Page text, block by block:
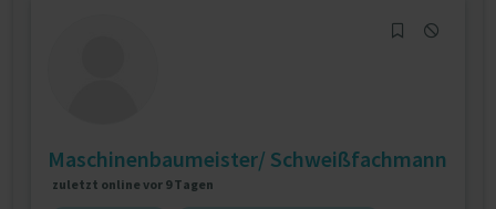
Maschinenbaumeister/ Schweißfachmann
zuletzt online vor 9 Tagen